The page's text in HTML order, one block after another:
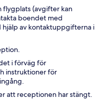
flygplats (avgifter kan
boendet med
av kontaktuppgifterna i
i förväg för
instruktioner för
att receptionen har stängt.